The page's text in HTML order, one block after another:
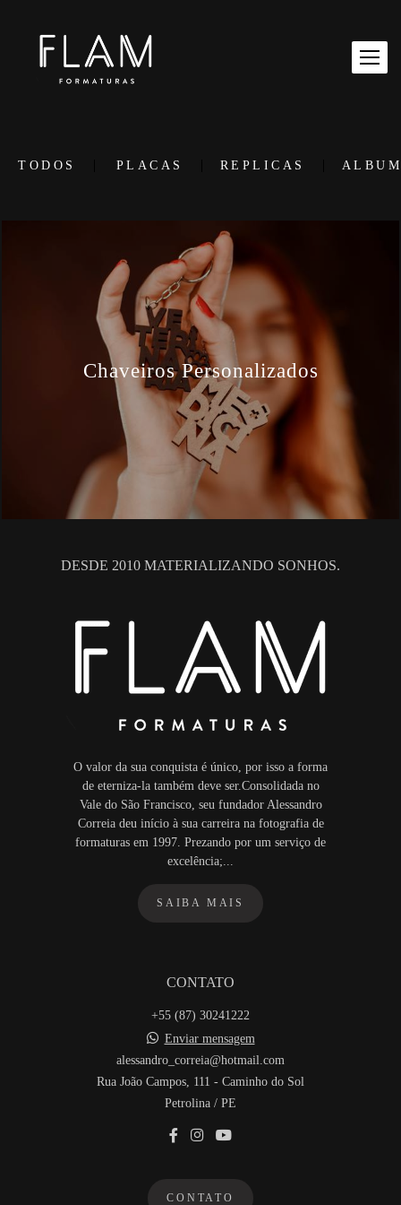
TODOS PLACAS REPLICAS ALBUM
Chaveiros Personalizados
DESDE 2010 MATERIALIZANDO SONHOS.
O valor da sua conquista é único, por isso a forma
de eterniza-la também deve ser.Consolidada no
Vale do São Francisco, seu fundador Alessandro
Correia deu início à sua carreira na fotografia de
formaturas em 1997. Prezando por um serviço de
excelência;...
SAIBA MAIS
CONTATO
+55 (87) 30241222
Enviar mensagem
alessandro_correia@hotmail.com
Rua João Campos, 111 - Caminho do Sol
Petrolina / PE
CONTATO